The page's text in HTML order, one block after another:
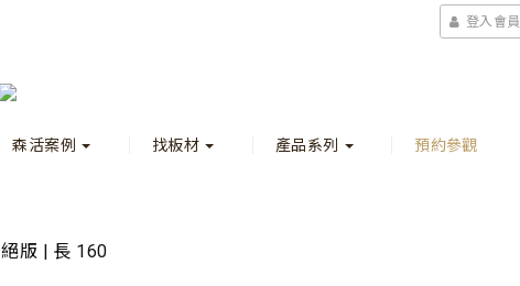
登入會員
森活案例 找板材 產品系列 預約參觀
絕版 | 長 160